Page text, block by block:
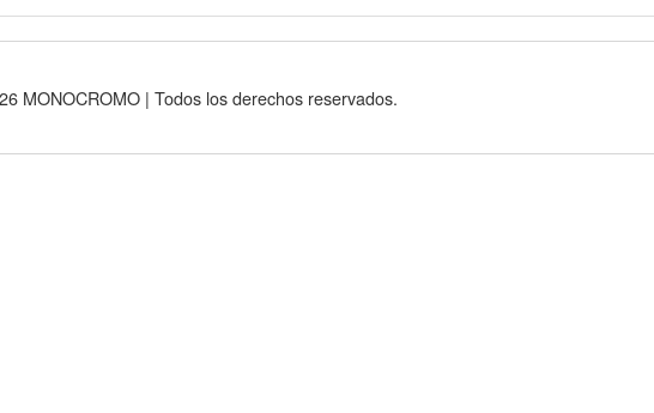
MONOCROMO | Todos los derechos reservados.